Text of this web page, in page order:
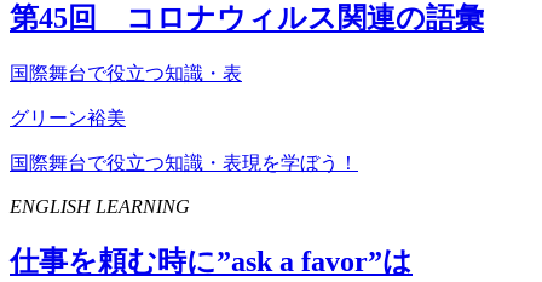
第45回 コロナウィルス関連の語彙
国際舞台で役立つ知識・表
グリーン裕美
国際舞台で役立つ知識・表現を学ぼう！
ENGLISH LEARNING
仕事を頼む時に”ask a favor”は